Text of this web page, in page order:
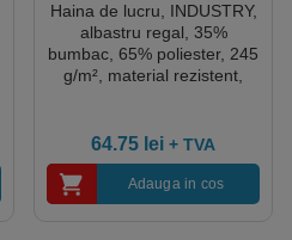
Haina de lucru, INDUSTRY,
albastru regal, 35%
bumbac, 65% poliester, 245
g/m², material rezistent,
64.75 lei + TVA
Adauga in cos